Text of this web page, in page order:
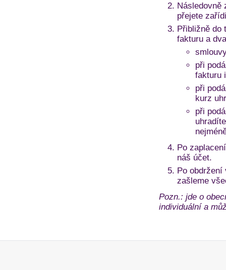
Následovně
přejete
Přibližně do
fakturu a
při
fakturu
při
kurz
při
Po
náš účet.
Po obdržení
zašleme
Pozn.: jde o
individuální a